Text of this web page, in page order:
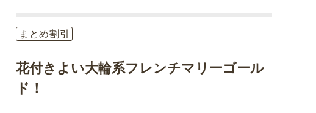
まとめ割引
花付きよい大輪系フレンチマリーゴール
ド！